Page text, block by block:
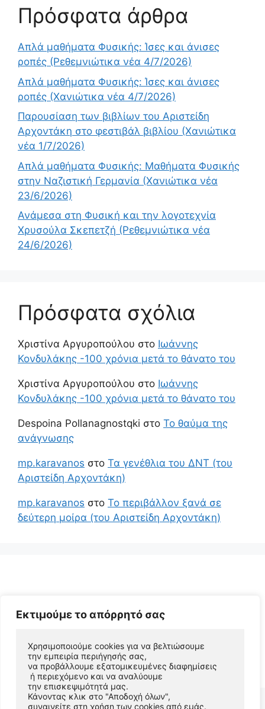
Εκτιμούμε το απόρρητό σας
Χρησιμοποιούμε cookies για να βελτιώσουμε
την εμπειρία περιήγησής σας,
να προβάλλουμε εξατομικευμένες διαφημίσεις
ή περιεχόμενο και να αναλύουμε
την επισκεψιμότητά μας.
Κάνοντας κλικ στο "Αποδοχή όλων",
συναινείτε στη χρήση των cookies από εμάς.
Πρόσφατα άρθρα
Απλά μαθήματα Φυσικής: Ίσες και άνισες
ροπές (Ρεθεμνιώτικα νέα 4/7/2026)
Απλά μαθήματα Φυσικής: Ίσες και άνισες
ροπές (Χανιώτικα νέα 4/7/2026)
Παρουσίαση των βιβλίων του Αριστείδη
Αρχοντάκη στο φεστιβάλ βιβλίου (Χανιώτικα
νέα 1/7/2026)
Απλά μαθήματα Φυσικής: Μαθήματα Φυσικής
στην Ναζιστική Γερμανία (Χανιώτικα νέα
23/6/2026)
Ανάμεσα στη Φυσική και την λογοτεχνία
Χρυσούλα Σκεπετζή (Ρεθεμνιώτικα νέα
24/6/2026)
Πρόσφατα σχόλια
Χριστίνα Αργυροπούλου στο Ιωάννης
Κονδυλάκης -100 χρόνια μετά το θάνατο του
Χριστίνα Αργυροπούλου στο Ιωάννης
Κονδυλάκης -100 χρόνια μετά το θάνατο του
Despoina Pollanagnostqki στο Το θαύμα της
ανάγνωσης
mp.karavanos στο Τα γενέθλια του ΔΝΤ (του
Αριστείδη Αρχοντάκη)
mp.karavanos στο Το περιβάλλον ξανά σε
δεύτερη μοίρα (του Αριστείδη Αρχοντάκη)
© 2026 Αριστείδης Αρχοντάκης Φυσικός Συγγραφέας
• Φτιαγμένο μεGeneratePress